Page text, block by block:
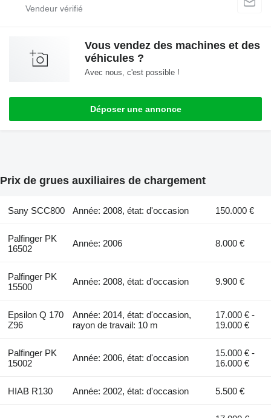
Vous vendez des machines et des
véhicules ?
Avec nous, c'est possible !
Déposer une annonce
Prix de grues auxiliaires de chargement
Sany SCC800 Année: 2008, état: d'occasion 150.000 €
Palfinger PK
16502
Année: 2006 8.000 €
Palfinger PK
15500
Année: 2008, état: d'occasion 9.900 €
Epsilon Q 170
Z96
Année: 2014, état: d'occasion,
rayon de travail: 10 m
17.000 € -
19.000 €
Palfinger PK
15002
Année: 2006, état: d'occasion
15.000 € -
16.000 €
HIAB R130 Année: 2002, état: d'occasion 5.500 €